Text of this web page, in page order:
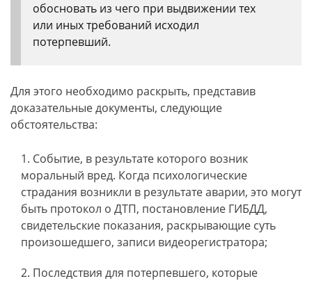
обосновать из чего при выдвижении тех
или иных требований исходил
потерпевший.
Для этого необходимо раскрыть, представив
доказательные документы, следующие
обстоятельства:
Событие, в результате которого возник
моральный вред. Когда психологические
страдания возникли в результате аварии, это могут
быть протокол о ДТП, постановление ГИБДД,
свидетельские показания, раскрывающие суть
произошедшего, записи видеорегистратора;
Последствия для потерпевшего, которые